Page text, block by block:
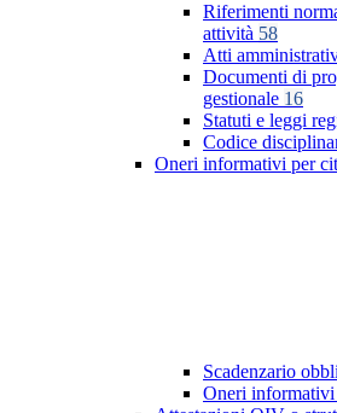
Riferimenti
attività 58
Atti
Documenti di
gestionale 16
Statuti e leggi
Codice
Oneri informativi per
Scadenzario
Oneri informativi